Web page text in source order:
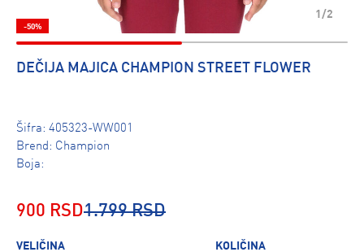
1/2
-50%
DEČIJA MAJICA CHAMPION STREET FLOWER
Šifra: 405323-WW001
Brend: Champion
Boja:
900 RSD1.799 RSD
VELIČINA KOLIČINA